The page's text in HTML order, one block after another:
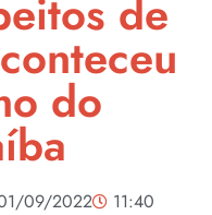
de
do
09/2022
11:40